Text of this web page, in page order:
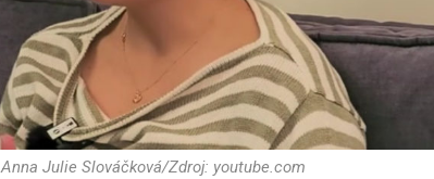
Anna Julie Slováčková/Zdroj: youtube.com